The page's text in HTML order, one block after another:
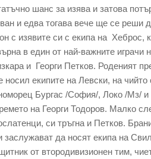
шанс за изява и затова
и едва тогава вече ще се реши
с изявите си с екипа на Хеброс,
в един от най-важните
и Георги Петков. Роденият
носил екипите на Левски, на
Бургас /София/, Локо /Мз/
на Георги Тодоров. Малко
си тръгна и Петков.
заслужават да носят екипа на
от втородивизионен тим,